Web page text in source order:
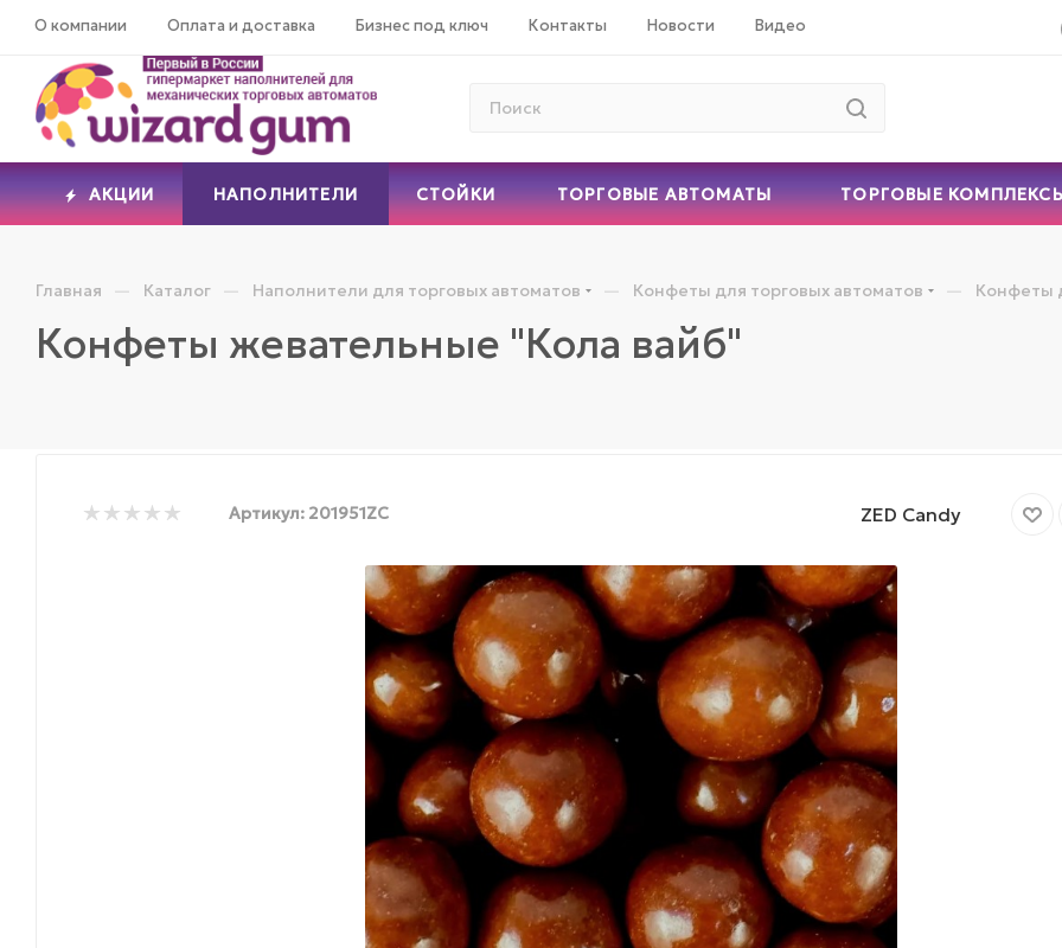
О компании Оплата и доставка Бизнес под ключ Контакты Новости Видео
АКЦИИ НАПОЛНИТЕЛИ СТОЙКИ ТОРГОВЫЕ АВТОМАТЫ ТОРГОВЫЕ
Главная — Каталог — Наполнители для торговых автоматов — Конфеты для торговых автоматов — Конфеты
Конфеты жевательные "Кола вайб"
Артикул: 201951ZC ZED Candy